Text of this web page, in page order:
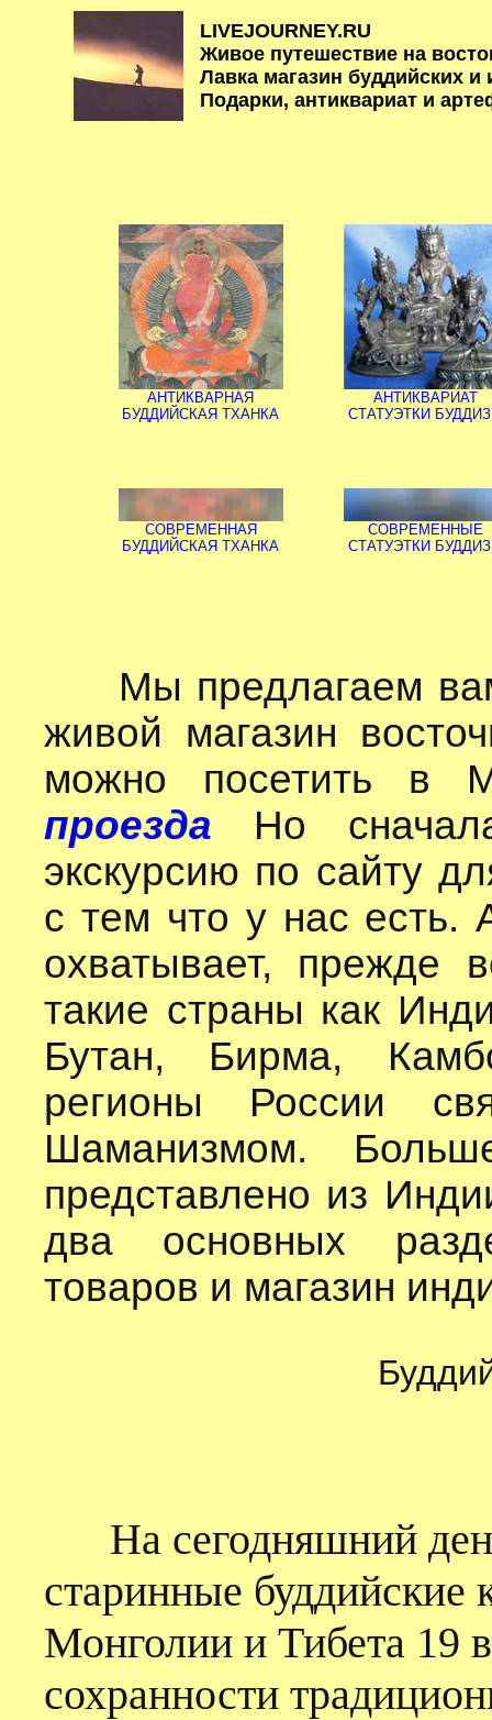
LIVEJOURNEY.RU
Живое путешествие на
Лавка магазин буддийских и
Подарки, антиквариат и
АНТИКВАРНАЯ
БУДДИЙСКАЯ ТХАНКА
АНТИКВАРИАТ
СТАТУЭТКИ
СОВРЕМЕННАЯ
БУДДИЙСКАЯ ТХАНКА
СОВРЕМЕННЫЕ
СТАТУЭТКИ
Мы предлагаем вам
живой магазин
можно посетить в
проезда
Но
экскурсию по сайту
с тем что у нас есть.
охватывает, прежде
такие страны как
Бутан, Бирма,
регионы России
Шаманизмом.
представлено из
два основных
товаров и магазин
На сегодняшний
старинные буддийские
Монголии и Тибета 19
сохранности